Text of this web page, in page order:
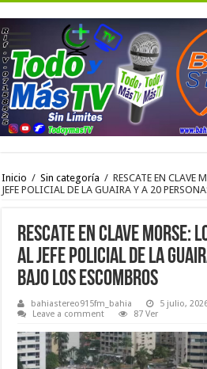
Inicio / Sin categoría / RESCATE EN CLAVE
JEFE POLICIAL DE LA GUAIRA Y A 20
RESCATE EN CLAVE MORSE:
AL JEFE POLICIAL DE LA
BAJO LOS ESCOMBROS
bahiastereo915fm_bahia 5 julio,
Leave a comment
87 Ver